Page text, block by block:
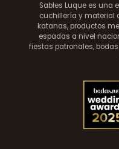
Sables Luque es una
cuchillería y material
katanas, productos
espadas a nivel
fiestas patronales,